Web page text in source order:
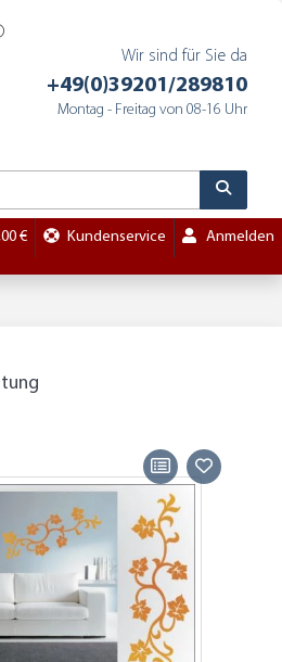
Wir sind für Sie da
+49(0)39201/289810
Montag - Freitag von 08-16 Uhr
€ Kundenservice Anmelden